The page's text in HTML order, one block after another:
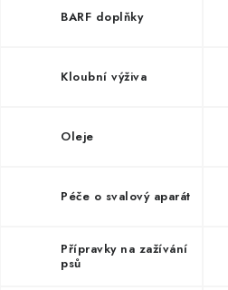
SLUŽBY
VÝMĚNA, VRÁCENÍ A REKLAMACE
Kontakty
Doprava a platba
Výměna, vrácení a reklamace
BARF doplňky
Kloubní výživa
Oleje
Péče o svalový aparát
Přípravky na zažívání
psů